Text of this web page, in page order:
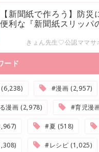
【新聞紙で作ろう】防
便利な『新聞紙スリッパ
きょん先生♡公認ママサ
ード
#漫画 (2,957)
漫画 (2,978) #育児漫
#夏 (518)
#レシピ (1,025)